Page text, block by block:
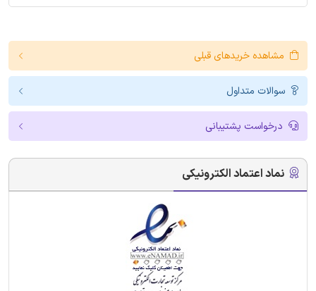
مشاهده خریدهای قبلی
سوالات متداول
درخواست پشتیبانی
نماد اعتماد الکترونیکی